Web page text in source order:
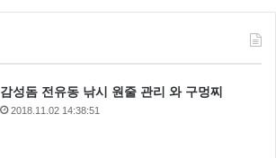
감성돔 전유동 낚시 원줄 관리 와 구멍찌
2018.11.02 14:38:51